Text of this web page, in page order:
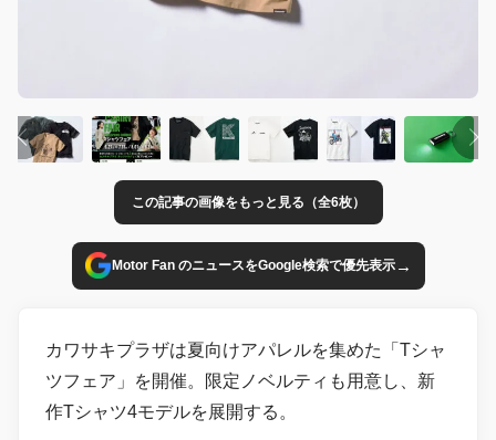
この記事の画像をもっと見る（全6枚）
Motor Fan のニュースをGoogle検索で優先表示→
カワサキプラザは夏向けアパレルを集めた「Tシャ
ツフェア」を開催。限定ノベルティも用意し、新
作Tシャツ4モデルを展開する。